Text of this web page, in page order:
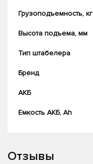
Грузоподъемность, кг
Высота подъема, мм
Тип штабелера
Бренд
АКБ
Емкость АКБ, Ah
Отзывы